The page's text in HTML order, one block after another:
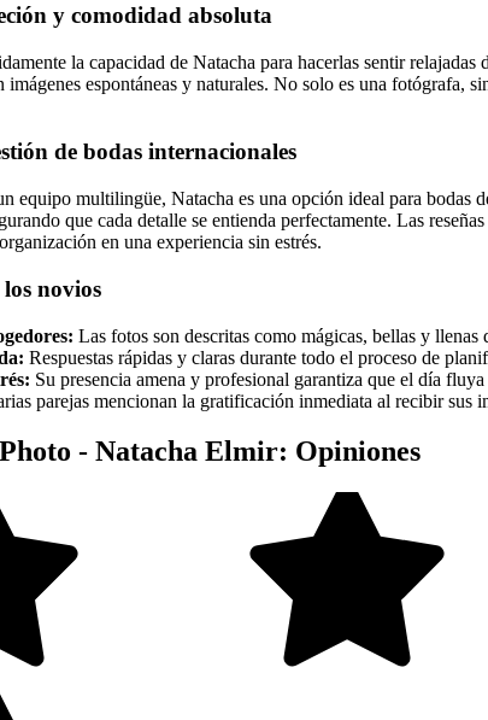
y comodidad absoluta
la capacidad de Natacha para hacerlas sentir
imágenes espontáneas y naturales. No solo es una
de bodas internacionales
equipo multilingüe, Natacha es una opción ideal para
que cada detalle se entienda perfectamente. Las
en una experiencia sin estrés.
novios
Las fotos son descritas como mágicas, bellas y
Respuestas rápidas y claras durante todo el proceso de
Su presencia amena y profesional garantiza que el día
parejas mencionan la gratificación inmediata al recibir sus
- Natacha Elmir: Opiniones